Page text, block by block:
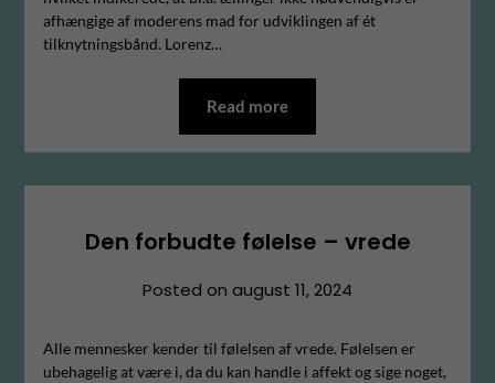
afhængige af moderens mad for udviklingen af ét
tilknytningsbånd. Lorenz…
Read more
Den forbudte følelse – vrede
Posted on august 11, 2024
Alle mennesker kender til følelsen af vrede. Følelsen er
ubehagelig at være i, da du kan handle i affekt og sige noget,